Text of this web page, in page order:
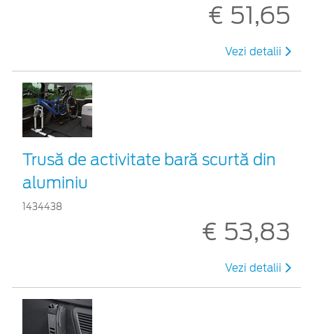
€ 51,65
Vezi detalii
Trusă de activitate bară scurtă din
aluminiu
1434438
€ 53,83
Vezi detalii